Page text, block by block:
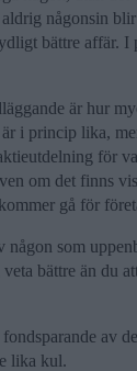
någonsin
bättre affär.
är hur
i princip lika,
för
om det finns
gå för
någon som
bättre än du
av
lika kul.